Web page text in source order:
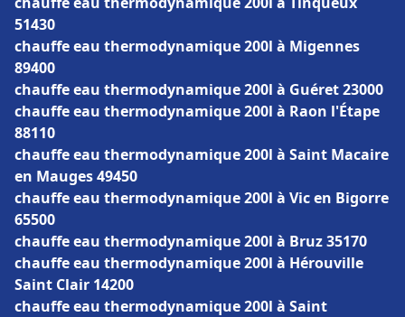
51430
chauffe eau thermodynamique 200l à Migennes
89400
chauffe eau thermodynamique 200l à Guéret 23000
chauffe eau thermodynamique 200l à Raon l'Étape
88110
chauffe eau thermodynamique 200l à Saint Macaire
en Mauges 49450
chauffe eau thermodynamique 200l à Vic en Bigorre
65500
chauffe eau thermodynamique 200l à Bruz 35170
chauffe eau thermodynamique 200l à Hérouville
Saint Clair 14200
chauffe eau thermodynamique 200l à Saint